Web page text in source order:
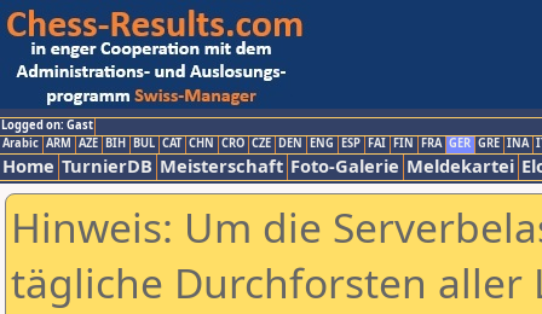
Logged on: Gast
Arabic ARM AZE BIH BUL CAT CHN CRO CZE DEN ENG ESP FAI FIN FRA GER GRE INA
Home TurnierDB Meisterschaft Foto-Galerie Meldekartei
Hinweis: Um die
tägliche Durchforsten aller